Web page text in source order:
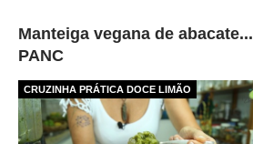
Manteiga vegana de abacate...
PANC
CRUZINHA PRÁTICA DOCE LIMÃO